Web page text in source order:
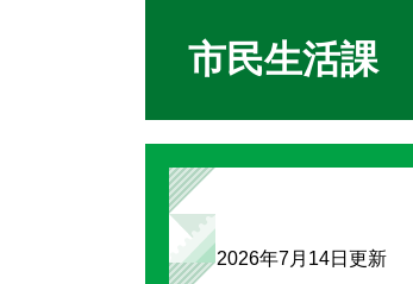
市民生活課
2026年7月14日更新